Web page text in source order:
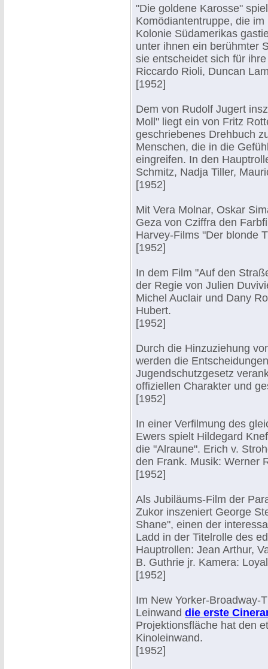
"Die goldene Karosse"
Komödiantentruppe, die
Kolonie Südamerikas
unter ihnen ein berühmter
sie entscheidet sich für
Riccardo Rioli, Duncan
[1952]
Dem von Rudolf Jugert
Moll" liegt ein von Fritz
geschriebenes Drehbuch
Menschen, die in die
eingreifen. In den
Schmitz, Nadja Tiller,
[1952]
Mit Vera Molnar, Oskar
Geza von Cziffra den
Harvey-Films "Der blonde
[1952]
In dem Film "Auf den
der Regie von Julien
Michel Auclair und Dany
Hubert.
[1952]
Durch die Hinzuziehung
werden die
Jugendschutzgesetz
offiziellen Charakter und
[1952]
In einer Verfilmung des
Ewers spielt Hildegard
die "Alraune". Erich v.
den Frank. Musik: Werner
[1952]
Als Jubiläums-Film der
Zukor inszeniert George
Shane", einen der
Ladd in der Titelrolle des
Hauptrollen: Jean Arthur,
B. Guthrie jr. Kamera:
[1952]
Im New Yorker-Broadway-
Leinwand die erste
Projektionsfläche hat den
Kinoleinwand.
[1952]